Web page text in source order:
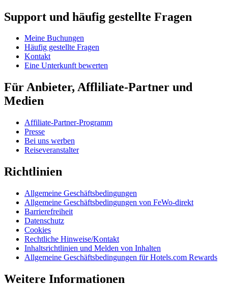
Support und häufig gestellte Fragen
Meine Buchungen
Häufig gestellte Fragen
Kontakt
Eine Unterkunft bewerten
Für Anbieter, Affliliate-Partner und
Medien
Affiliate-Partner-Programm
Presse
Bei uns werben
Reiseveranstalter
Richtlinien
Allgemeine Geschäftsbedingungen
Allgemeine Geschäftsbedingungen von FeWo-direkt
Barrierefreiheit
Datenschutz
Cookies
Rechtliche Hinweise/Kontakt
Inhaltsrichtlinien und Melden von Inhalten
Allgemeine Geschäftsbedingungen für Hotels.com Rewards
Weitere Informationen